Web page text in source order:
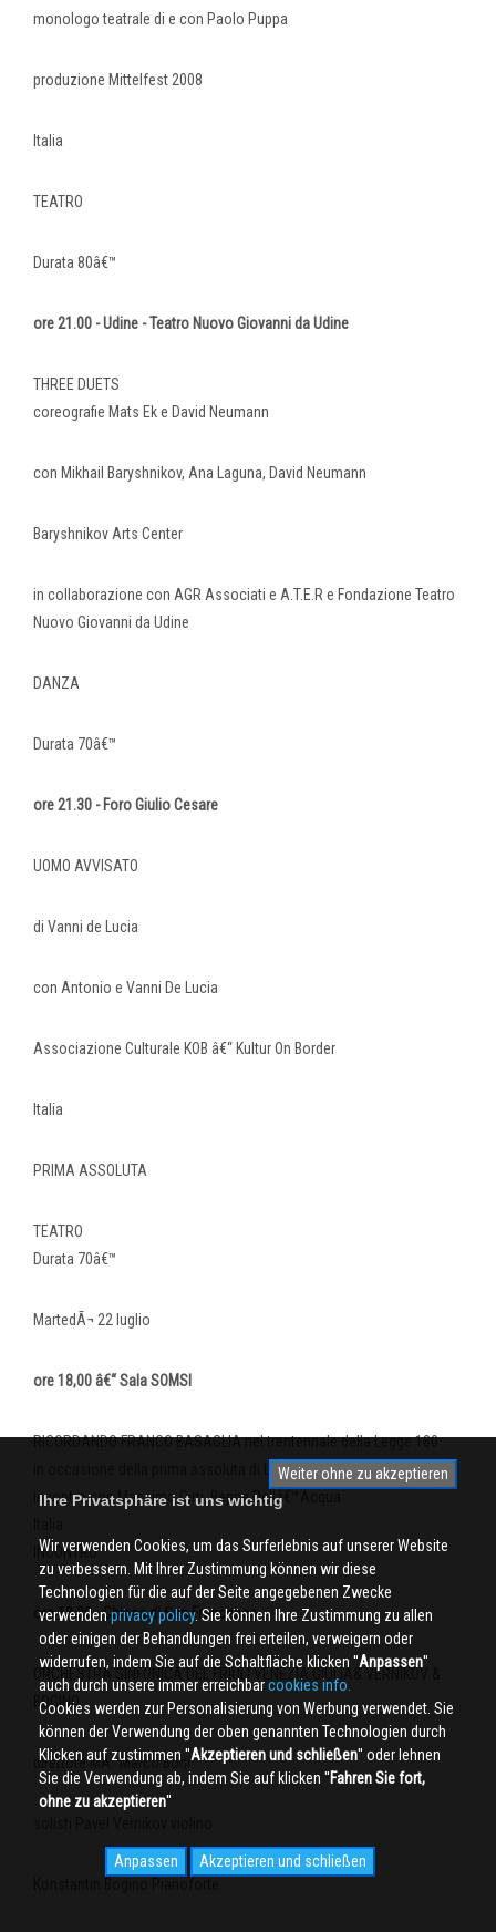
monologo teatrale di e con Paolo Puppa
produzione Mittelfest 2008
Italia
TEATRO
Durata 80â€™
ore 21.00 - Udine - Teatro Nuovo Giovanni da Udine
THREE DUETS
coreografie Mats Ek e David Neumann
con Mikhail Baryshnikov, Ana Laguna, David Neumann
Baryshnikov Arts Center
in collaborazione con AGR Associati e A.T.E.R e Fondazione Teatro
Nuovo Giovanni da Udine
DANZA
Durata 70â€™
ore 21.30 - Foro Giulio Cesare
UOMO AVVISATO
di Vanni de Lucia
con Antonio e Vanni De Lucia
Associazione Culturale KOB â€“ Kultur On Border
Italia
PRIMA ASSOLUTA
TEATRO
Durata 70â€™
MartedÃ¬ 22 luglio
ore 18,00 â€“ Sala SOMSI
RICORDANDO FRANCO BASAGLIA nel trentennale della Legge 180
in occasione della prima assoluta di LINA di Massimo Salvianti
incontro con Massimo Cirri, Beppe Dellâ€™Acqua
INCONTRO
ore 18.30 - Chiesa di San Francesco
ORCHESTRA SINFONICA DEL FRIULI VENEZIA GIULIA& VERNIKOV &
BOGINO
direttore MÂ° Marco Boni
Weiter ohne zu akzeptieren
Ihre Privatsphäre ist uns wichtig
Wir verwenden Cookies, um das Surferlebnis auf unserer Website
zu verbessern. Mit Ihrer Zustimmung können wir diese
Technologien für die auf der Seite angegebenen Zwecke
verwenden privacy policy. Sie können Ihre Zustimmung zu allen
oder einigen der Behandlungen frei erteilen, verweigern oder
widerrufen, indem Sie auf die Schaltfläche klicken ''Anpassen''
auch durch unsere immer erreichbarcookies info.
Cookies werden zur Personalisierung von Werbung verwendet. Sie
können der Verwendung der oben genannten Technologien durch
Klicken auf zustimmen ''Akzeptieren und schließen'' oder lehnen
Sie die Verwendung ab, indem Sie auf klicken ''Fahren Sie fort,
ohne zu akzeptieren''
Anpassen Akzeptieren und schließen